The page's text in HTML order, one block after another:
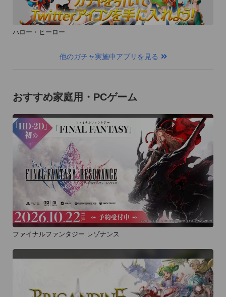
ハロー・ヒーロー
他のガチャ実施中アプリを見る
おすすめ家庭用・PCゲーム
ファイナルファンタジー レゾナンス